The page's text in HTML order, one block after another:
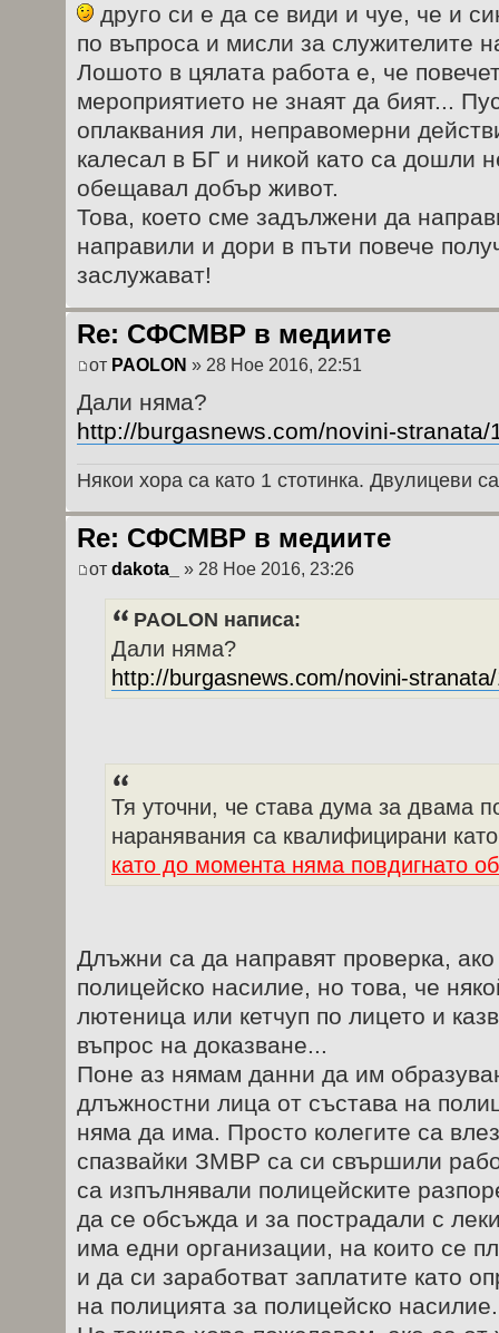
друго си е да се види и чуе, че и
по въпроса и мисли за служителите
Лошото в цялата работа е, че
мероприятието не знаят да бият...
оплаквания ли, неправомерни
калесал в БГ и никой като са дошли
обещавал добър живот.
Това, което сме задължени да
направили и дори в пъти повече
заслужават!
Re: СФСМВР в медиите
от PAOLON » 28 Ное 2016, 22:51
Дали няма?
http://burgasnews.com/novini-stranata/
Някои хора са като 1 стотинка. Двулицеви
Re: СФСМВР в медиите
от dakota_ » 28 Ное 2016, 23:26
PAOLON написа:
Дали няма?
http://burgasnews.com/novini-
Тя уточни, че става дума за двама
наранявания са квалифицирани
като до момента няма повдигнато
Длъжни са да направят проверка,
полицейско насилие, но това, че
лютеница или кетчуп по лицето и
въпрос на доказване...
Поне аз нямам данни да им
длъжностни лица от състава на
няма да има. Просто колегите са
спазвайки ЗМВР са си свършили
са изпълнявали полицейските
да се обсъжда и за пострадали с
има едни организации, на които се
и да си заработват заплатите като
на полицията за полицейско насилие.